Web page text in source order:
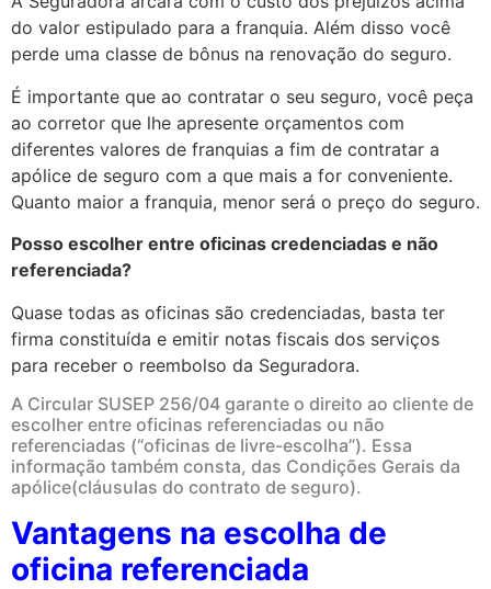
do valor estipulado para a franquia. Além disso você
perde uma classe de bônus na renovação do seguro.
É importante que ao contratar o seu seguro, você peça
ao corretor que lhe apresente orçamentos com
diferentes valores de franquias a fim de contratar a
apólice de seguro com a que mais a for conveniente.
Quanto maior a franquia, menor será o preço do seguro.
Posso escolher entre oficinas credenciadas e não
referenciada?
Quase todas as oficinas são credenciadas, basta ter
firma constituída e emitir notas fiscais dos serviços
para receber o reembolso da Seguradora.
A Circular SUSEP 256/04 garante o direito ao cliente de
escolher entre oficinas referenciadas ou não
referenciadas (“oficinas de livre-escolha”). Essa
informação também consta, das Condições Gerais da
apólice(cláusulas do contrato de seguro).
Vantagens na escolha de
oficina referenciada